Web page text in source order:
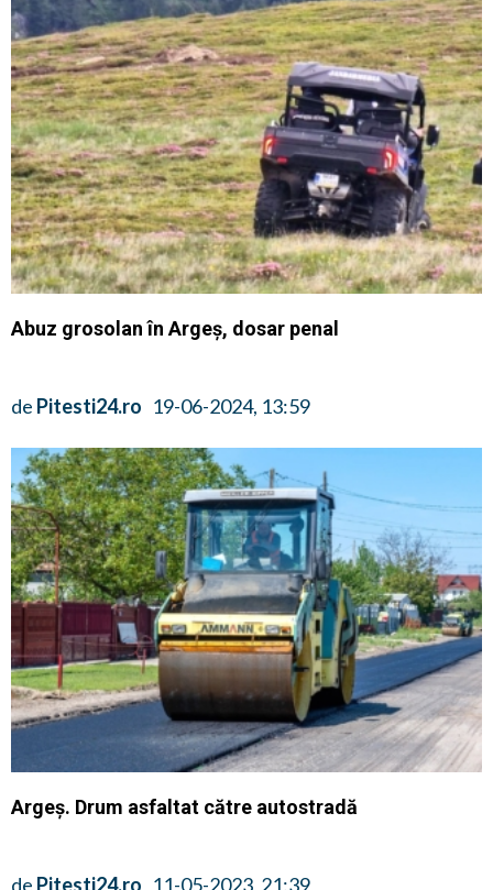
Abuz grosolan în Argeș, dosar penal
de Pitesti24.ro 19-06-2024, 13:59
Argeș. Drum asfaltat către autostradă
de Pitesti24.ro 11-05-2023, 21:39